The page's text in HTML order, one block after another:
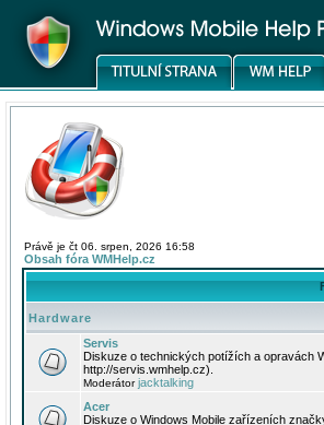
Právě je čt 06. srpen, 2026 16:58
Obsah fóra WMHelp.cz
Hardware
Servis
Diskuze o technických potížích a opravách
http://servis.wmhelp.cz).
Moderátorjacktalking
Acer
Diskuze o Windows Mobile zařízeních